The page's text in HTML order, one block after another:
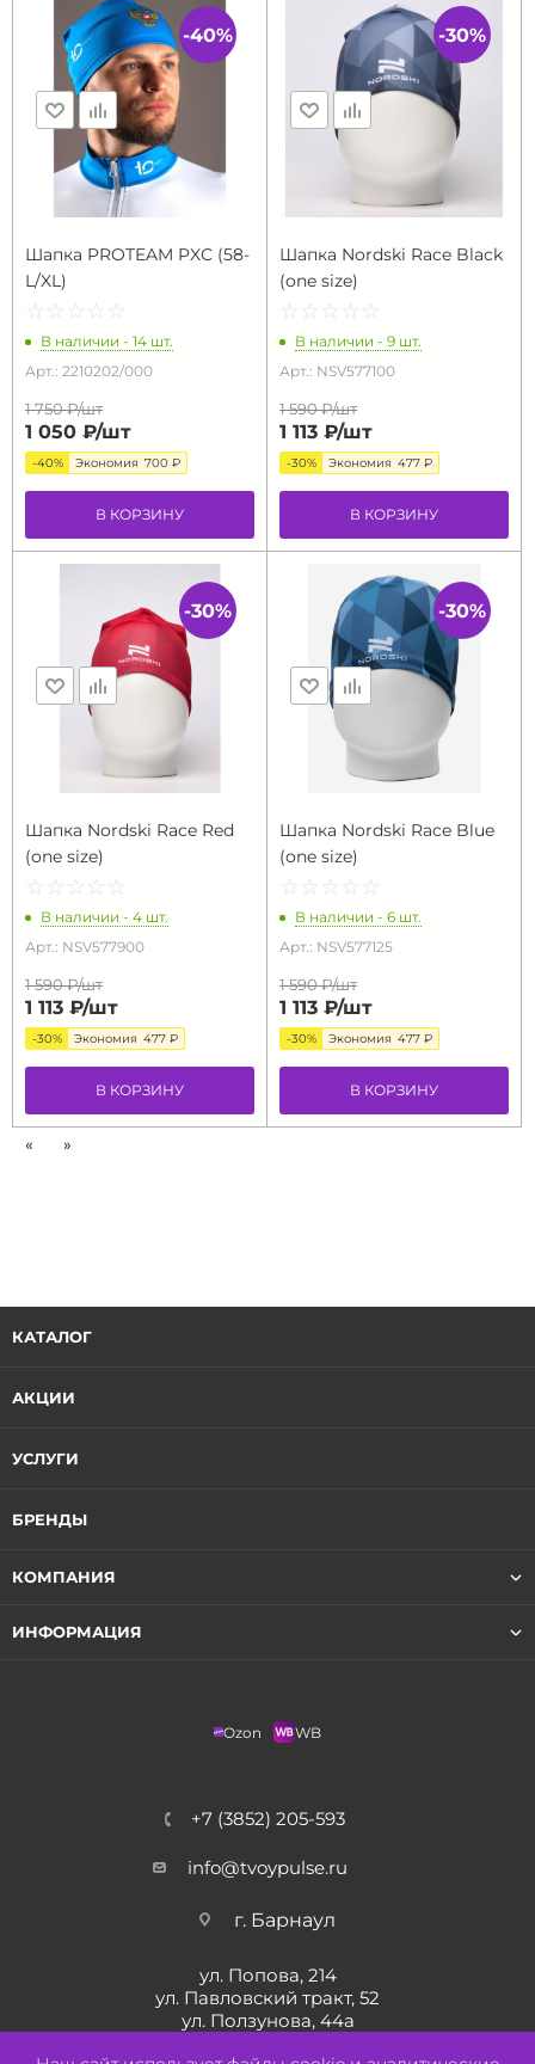
Шапка PROTEAM PXC (58-
L/XL)
☆ ☆ ☆ ☆ ☆
★ ★ ★ ★ ★
В наличии - 14 шт.
Арт.: 2210202/000
1 750 ₽/шт
1 050 ₽/шт
-40% Экономия 700 ₽
В КОРЗИНУ
-40%
Шапка Nordski Race Black
(one size)
☆ ☆ ☆ ☆ ☆
★ ★ ★ ★ ★
В наличии - 9 шт.
Арт.: NSV577100
1 590 ₽/шт
1 113 ₽/шт
-30% Экономия 477 ₽
В КОРЗИНУ
-30%
Шапка Nordski Race Red
(one size)
☆ ☆ ☆ ☆ ☆
★ ★ ★ ★ ★
В наличии - 4 шт.
Арт.: NSV577900
1 590 ₽/шт
1 113 ₽/шт
-30% Экономия 477 ₽
В КОРЗИНУ
-30%
Шапка Nordski Race Blue
(one size)
☆ ☆ ☆ ☆ ☆
★ ★ ★ ★ ★
В наличии - 6 шт.
Арт.: NSV577125
1 590 ₽/шт
1 113 ₽/шт
-30% Экономия 477 ₽
В КОРЗИНУ
-30%
« »
КАТАЛОГ
АКЦИИ
УСЛУГИ
БРЕНДЫ
КОМПАНИЯ
ИНФОРМАЦИЯ
Ozon WB
+7 (3852) 205-593
info@tvoypulse.ru
г. Барнаул
ул. Попова, 214
ул. Павловский тракт, 52
ул. Ползунова, 44а